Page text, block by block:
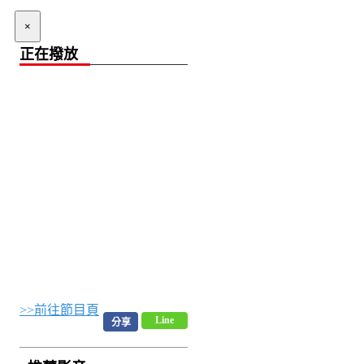
×
正在撥放
>>前往節目頁
分享 Line